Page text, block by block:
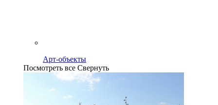
Арт-объекты
Посмотреть все Свернуть